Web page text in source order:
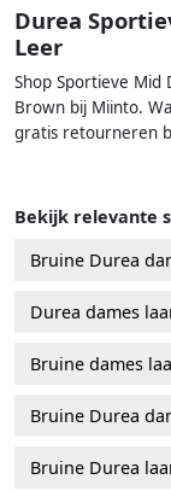
Durea
Leer
Shop Sportieve Mid
Brown bij Miinto.
gratis retourneren
Bekijk relevante
Bruine Durea
Durea dames
Bruine dames
Bruine Durea
Bruine Durea